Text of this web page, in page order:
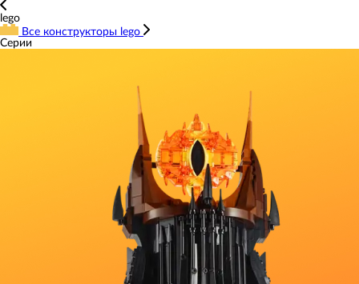
lego
Все конструкторы lego
Серии